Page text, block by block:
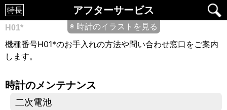
特長 アフターサービス
◉ 時計のイラストを見る
H01*
機種番号H01*のお手入れの方法や問い合わせ窓口をご案内
します。
時計のメンテナンス
二次電池